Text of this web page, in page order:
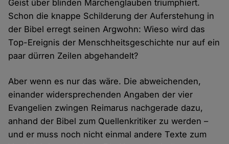
Geist über blinden Märchenglauben triumphiert.
Schon die knappe Schilderung der Auferstehung in
der Bibel erregt seinen Argwohn: Wieso wird das
Top-Ereignis der Menschheitsgeschichte nur auf ein
paar dürren Zeilen abgehandelt?
Aber wenn es nur das wäre. Die abweichenden,
einander widersprechenden Angaben der vier
Evangelien zwingen Reimarus nachgerade dazu,
anhand der Bibel zum Quellenkritiker zu werden –
und er muss noch nicht einmal andere Texte zum